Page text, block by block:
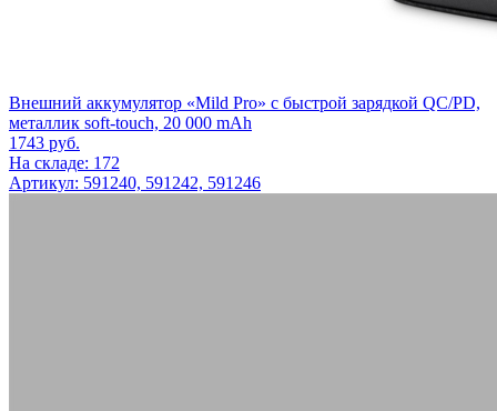
Внешний аккумулятор «Mild Pro» c быстрой зарядкой QC/PD,
металлик soft-touch, 20 000 mAh
1743 руб.
На складе: 172
Артикул: 591240, 591242, 591246